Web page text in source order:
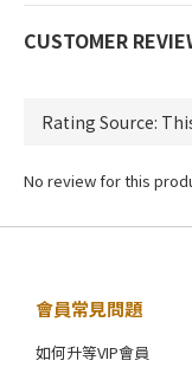
CUSTOMER
No review for this
會員常見問題
如何升等VIP會員